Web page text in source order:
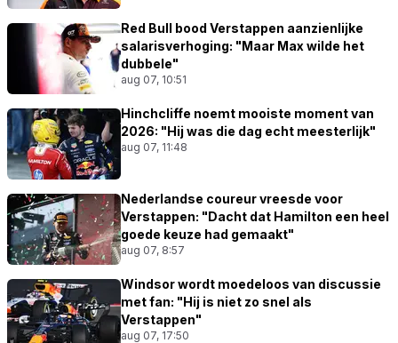
Red Bull bood Verstappen aanzienlijke
salarisverhoging: "Maar Max wilde het
dubbele"
aug 07, 10:51
Hinchcliffe noemt mooiste moment van
2026: "Hij was die dag echt meesterlijk"
aug 07, 11:48
Nederlandse coureur vreesde voor
Verstappen: "Dacht dat Hamilton een heel
goede keuze had gemaakt"
aug 07, 8:57
Windsor wordt moedeloos van discussie
met fan: "Hij is niet zo snel als
Verstappen"
aug 07, 17:50